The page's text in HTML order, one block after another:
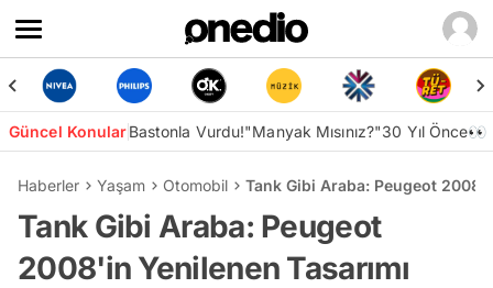
Güncel KonularBastonla Vurdu!"Manyak Mısınız?"30 Yıl Önce👀
Haberler Yaşam Otomobil Tank Gibi Araba: Peugeot
Tank Gibi Araba: Peugeot
2008'in Yenilenen Tasarımı